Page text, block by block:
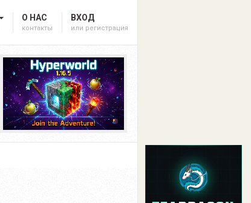
О НАС
контакты
ВХОД
или регистрация